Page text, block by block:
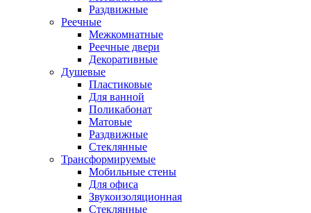
Раздвижные
Реечные
Межкомнатные
Реечные двери
Декоративные
Душевые
Пластиковые
Для ванной
Поликабонат
Матовые
Раздвижные
Стеклянные
Трансформируемые
Мобильные стены
Для офиса
Звукоизоляционная
Стеклянные